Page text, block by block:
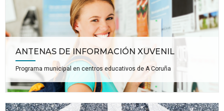
ANTENAS DE INFORMACIÓN XUVENIL
Programa municipal en centros educativos de A Coruña